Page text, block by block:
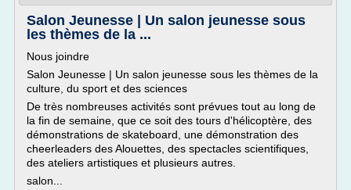
Salon Jeunesse | Un salon jeunesse sous
les thèmes de la ...
Nous joindre
Salon Jeunesse | Un salon jeunesse sous les thèmes de la
culture, du sport et des sciences
De très nombreuses activités sont prévues tout au long de
la fin de semaine, que ce soit des tours d'hélicoptère, des
démonstrations de skateboard, une démonstration des
cheerleaders des Alouettes, des spectacles scientifiques,
des ateliers artistiques et plusieurs autres.
salon...